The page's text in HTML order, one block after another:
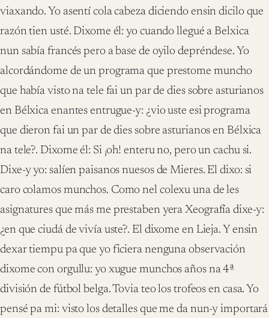
viaxando. Yo asentí cola cabeza diciendo ensin dicilo que
razón tien usté. Dixome él: yo cuando llegué a Belxica
nun sabía francés pero a base de oyilo depréndese. Yo
alcordándome de un programa que prestome muncho
que había visto na tele fai un par de dies sobre asturianos
en Bélxica enantes entrugue-y: ¿vio uste esi programa
que dieron fai un par de dies sobre asturianos en Bélxica
na tele?. Dixome él: Si ¡oh! enteru no, pero un cachu si.
Dixe-y yo: salíen paisanos nuesos de Mieres. El dixo: si
caro colamos munchos. Como nel colexu una de les
asignatures que más me prestaben yera Xeografía dixe-y:
¿en que ciudá de vivía uste?. El dixome en Lieja. Y ensin
dexar tiempu pa que yo ficiera nenguna observación
dixome con orgullu: yo xugue munchos años na 4ª
división de fútbol belga. Tovia teo los trofeos en casa. Yo
pensé pa mi: visto los detalles que me da nun-y importará